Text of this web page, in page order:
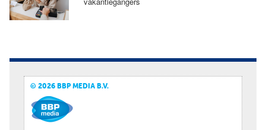
© 2026 BBP MEDIA B.V.